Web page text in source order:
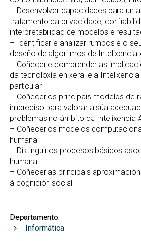
– Desenvolver capacidades para un
tratamento da privacidade,
interpretabilidad de modelos e
– Identificar e analizar rumbos e o
deseño de algoritmos de Intelixencia
– Coñecer e comprender as
da tecnoloxía en xeral e a Intelixencia
particular
– Coñecer os principais modelos de
impreciso para valorar a súa
problemas no ámbito da Intelixencia
– Coñecer os modelos
humana
– Distinguir os procesos básicos
humana
– Coñecer as principais
á cognición social
Departamento:
Informática